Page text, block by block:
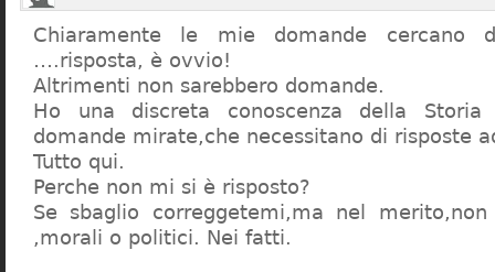
Chiaramente le mie domande cercano
….risposta, è ovvio!
Altrimenti non sarebbero domande.
Ho una discreta conoscenza della
domande mirate,che necessitano di risposte
Tutto qui.
Perche non mi si è risposto?
Se sbaglio correggetemi,ma nel
,morali o politici. Nei fatti.